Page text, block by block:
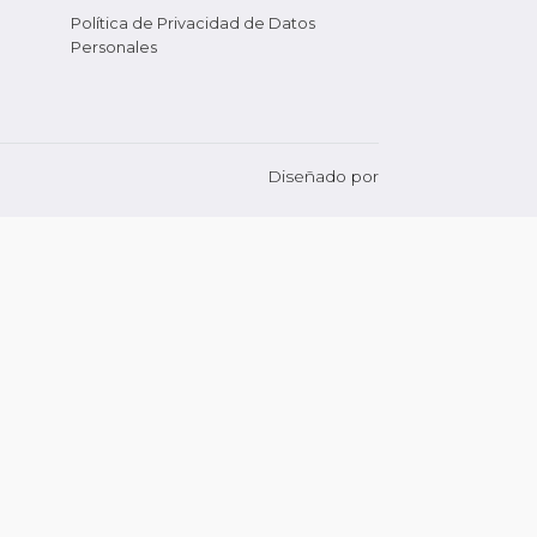
Política de Privacidad de Datos
Personales
Diseñado por